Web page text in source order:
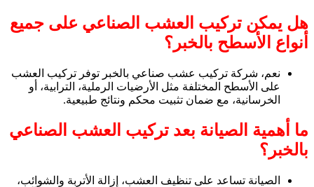
هل يمكن تركيب العشب الصناعي على جميع
أنواع الأسطح بالخبر؟
نعم، شركة تركيب عشب صناعي بالخبر توفر تركيب العشب
على الأسطح المختلفة مثل الأرضيات الرملية، الترابية، أو
الخرسانية، مع ضمان تثبيت محكم ونتائج طبيعية.
ما أهمية الصيانة بعد تركيب العشب الصناعي
بالخبر؟
الصيانة تساعد على تنظيف العشب، إزالة الأتربة والشوائب،